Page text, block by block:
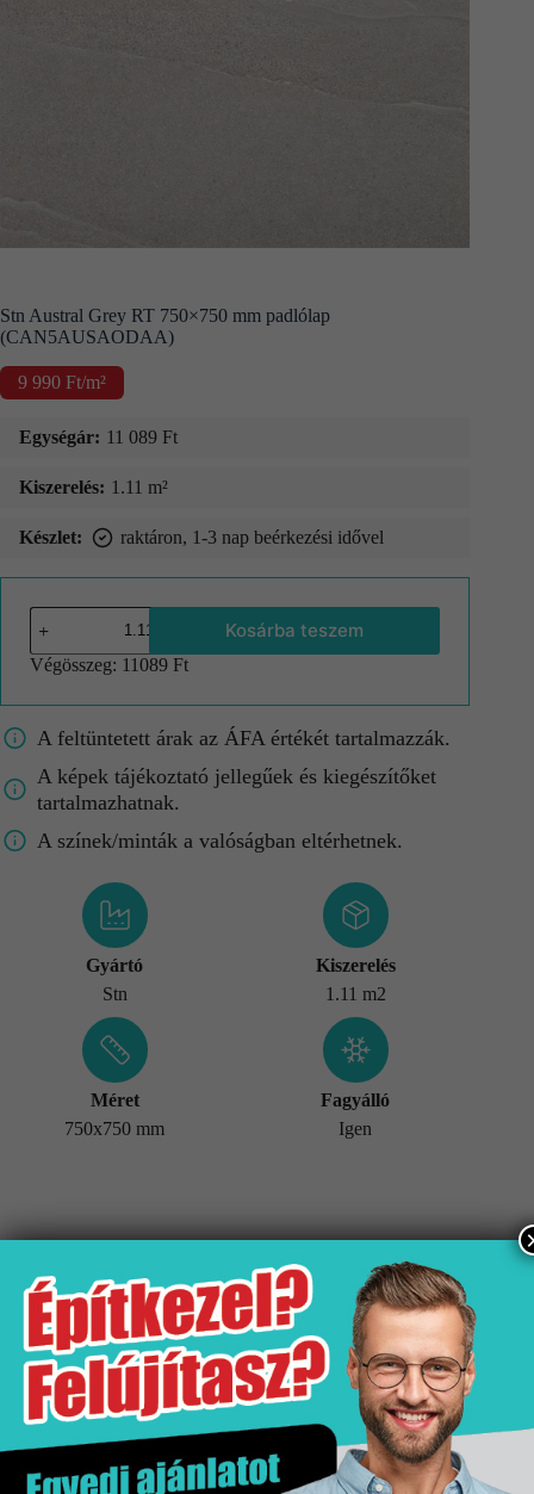
Stn Austral Grey RT 750×750 mm padlólap
(CAN5AUSAODAA)
9 990 Ft/m²
Egységár: 11 089 Ft
Kiszerelés: 1.11 m²
Készlet: raktáron, 1-3 nap beérkezési idővel
Kosárba teszem
Végösszeg: 11089 Ft
A feltüntetett árak az ÁFA értékét tartalmazzák.
A képek tájékoztató jellegűek és kiegészítőket
tartalmazhatnak.
A színek/minták a valóságban eltérhetnek.
Gyártó
Stn
Kiszerelés
1.11 m2
Méret
750x750 mm
Fagyálló
Igen
Tömeg 21,98 kg
Értékesítési egység doboz
Fagyálló Igen
Stn
Hatás Kő hatás